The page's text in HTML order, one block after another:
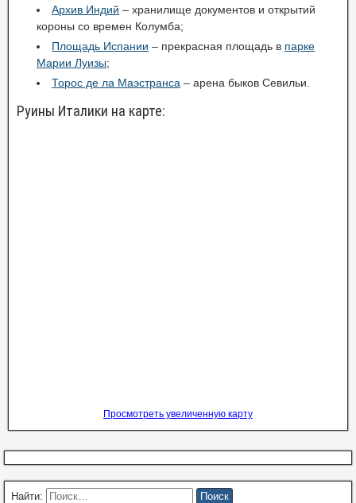
Архив Индий – хранилище документов и открытий
короны со времен Колумба;
Площадь Испании – прекрасная площадь в парке
Марии Луизы;
Торос де ла Маэстранса – арена быков Севильи.
Руины Италики на карте:
Просмотреть увеличенную карту
Найти: